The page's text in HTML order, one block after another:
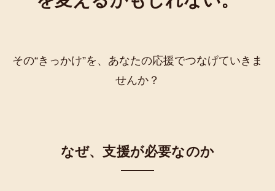
その“きっかけ”を、あなたの応援でつなげていきま
せんか？
なぜ、支援が必要なのか